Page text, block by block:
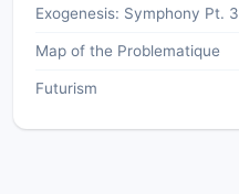
Exogenesis: Symphony Pt. 3
Map of the Problematique
Futurism